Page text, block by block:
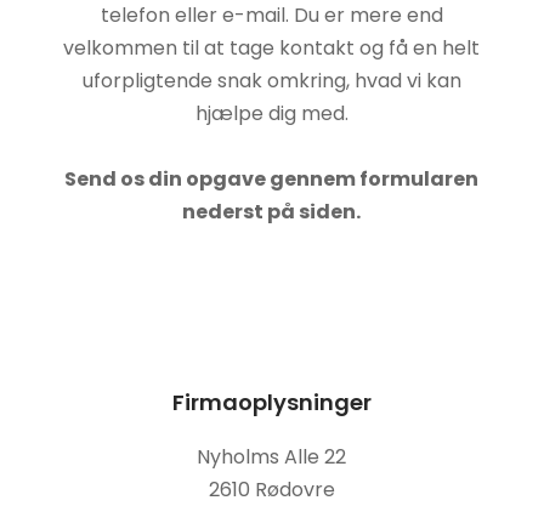
telefon eller e-mail. Du er mere end
velkommen til at tage kontakt og få en helt
uforpligtende snak omkring, hvad vi kan
hjælpe dig med.
Send os din opgave gennem formularen
nederst på siden.
Firmaoplysninger
Nyholms Alle 22
2610 Rødovre